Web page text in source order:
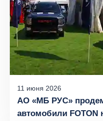
11 июня 2026
АО «МБ РУС»
автомобили FOTON